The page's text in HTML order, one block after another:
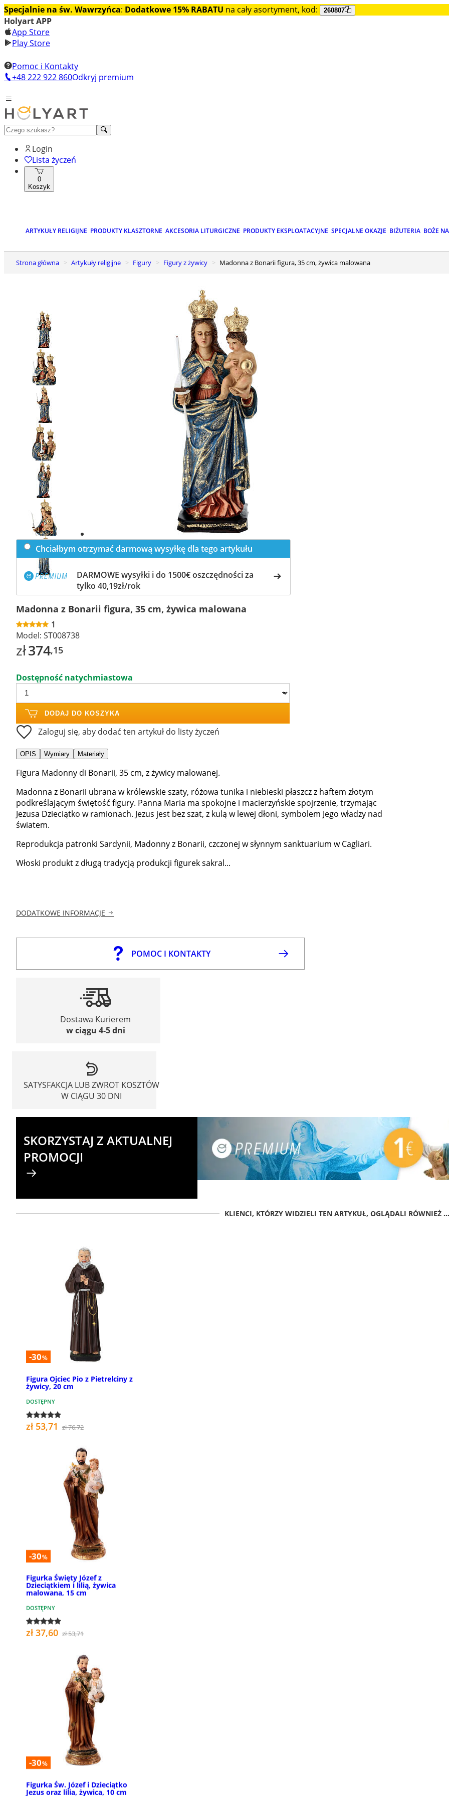
Specjalnie na św. Wawrzyńca: Dodatkowe 15% RABATU na cały asortyment, kod: 260807
Holyart APP
App Store
Play Store
Pomoc i Kontakty
+48 222 922 860Odkryj premium
Login
Lista życzeń
0
Koszyk
ARTYKUŁY RELIGIJNE PRODUKTY KLASZTORNE AKCESORIA LITURGICZNE PRODUKTY EKSPLOATACYJNE SPECJALNE OKAZJE BIŻUTERIA BOŻE
Strona główna Artykuły religijne Figury Figury z żywicy Madonna z Bonarii figura, 35 cm, żywica malowana
Previous
slide
Next
slide
Chciałbym otrzymać darmową wysyłkę dla tego artykułu
DARMOWE wysyłki i do 1500€ oszczędności za
tylko 40,19zł/rok
Madonna z Bonarii figura, 35 cm, żywica malowana
1
Model: ST008738
zł374,15
Dostępność natychmiastowa
DODAJ DO KOSZYKA
Zaloguj się, aby dodać ten artykuł do listy życzeń
OPIS Wymiary Materiały
Figura Madonny di Bonarii, 35 cm, z żywicy malowanej.
Madonna z Bonarii ubrana w królewskie szaty, różowa tunika i niebieski płaszcz z haftem złotym
podkreślającym świętość figury. Panna Maria ma spokojne i macierzyńskie spojrzenie, trzymając
Jezusa Dzieciątko w ramionach. Jezus jest bez szat, z kulą w lewej dłoni, symbolem Jego władzy nad
światem.
Reprodukcja patronki Sardynii, Madonny z Bonarii, czczonej w słynnym sanktuarium w Cagliari.
Włoski produkt z długą tradycją produkcji figurek sakral...
DODATKOWE INFORMACJE
POMOC I KONTAKTY
Dostawa Kurierem
w ciągu 4-5 dni
SATYSFAKCJA LUB ZWROT KOSZTÓW
W CIĄGU 30 DNI
SKORZYSTAJ Z AKTUALNEJ
PROMOCJI
KLIENCI, KTÓRZY WIDZIELI TEN ARTYKUŁ, OGLĄDALI RÓWNIEŻ ...
-30%
Figura Ojciec Pio z Pietrelciny z
żywicy, 20 cm
DOSTĘPNY
zł 53,71 zł 76,72
-30%
Figurka Święty Józef z
Dzieciątkiem i lilią, żywica
malowana, 15 cm
DOSTĘPNY
zł 37,60 zł 53,71
-30%
Figurka Św. Józef i Dzieciątko
Jezus oraz lilia, żywica, 10 cm